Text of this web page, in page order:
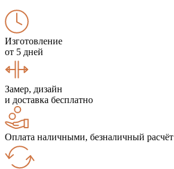
Изготовление
от 5 дней
Замер, дизайн
и доставка бесплатно
Оплата наличными, безналичный расчёт